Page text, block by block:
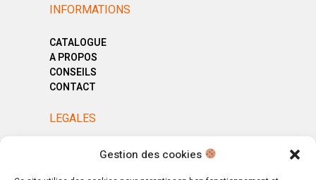
Gestion des cookies
INFORMATIONS
CATALOGUE
A PROPOS
CONSEILS
CONTACT
LEGALES
MENTIONS LÉGALES